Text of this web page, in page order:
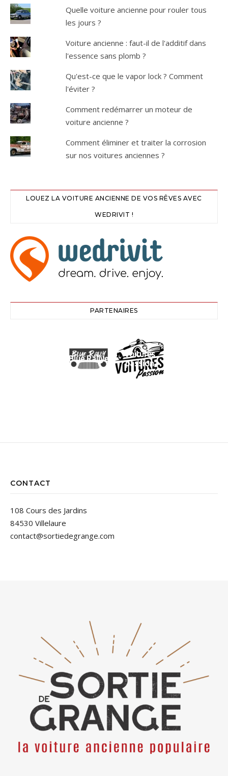
Quelle voiture ancienne pour rouler tous
les jours ?
Voiture ancienne : faut-il de l'additif dans
l'essence sans plomb ?
Qu'est-ce que le vapor lock ? Comment
l'éviter ?
Comment redémarrer un moteur de
voiture ancienne ?
Comment éliminer et traiter la corrosion
sur nos voitures anciennes ?
LOUEZ LA VOITURE ANCIENNE DE VOS RÊVES AVEC
WEDRIVIT !
PARTENAIRES
Blue Rallye
Voitures
passion
CONTACT
108 Cours des Jardins
84530 Villelaure
contact@sortiedegrange.com